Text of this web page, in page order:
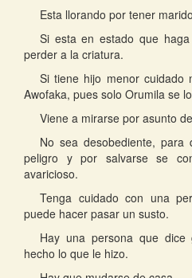
Esta llorando por tener
Si esta en estado que
perder a la criatura.
Si tiene hijo menor
Awofaka, pues solo Orumila se
Viene a mirarse por asunto
No sea desobediente,
peligro y por salvarse se
avaricioso.
Tenga cuidado con una
puede hacer pasar un susto.
Hay una persona que
hecho lo que le hizo.